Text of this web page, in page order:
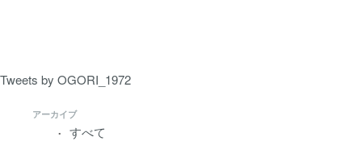
Tweets by OGORI_1972
アーカイブ
すべて